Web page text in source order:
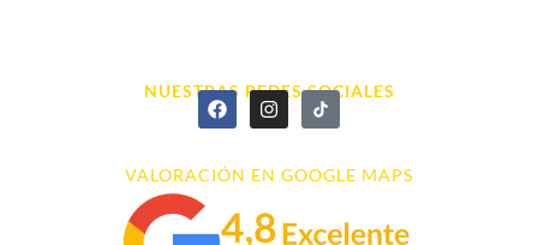
NUESTRAS REDES SOCIALES
VALORACIÓN EN GOOGLE MAPS